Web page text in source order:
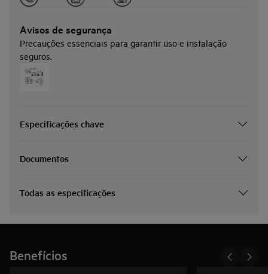
Avisos de segurança
Precauções essenciais para garantir uso e instalação
seguros.
Especificações chave
Documentos
Todas as especificações
Benefícios